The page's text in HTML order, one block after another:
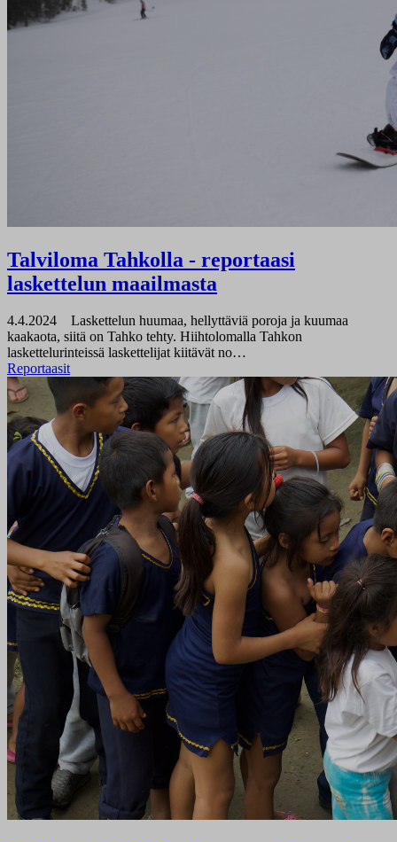
Talviloma Tahkolla - reportaasi
laskettelun maailmasta
4.4.2024 Laskettelun huumaa, hellyttäviä poroja ja kuumaa
kaakaota, siitä on Tahko tehty. Hiihtolomalla Tahkon
laskettelurinteissä laskettelijat kiitävät no…
Reportaasit